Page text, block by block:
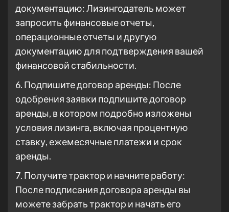
документацию: Лизингодатель может
запросить финансовые отчеты,
операционные отчеты и другую
документацию для подтверждения вашей
финансовой стабильности.
6. Подпишите договор аренды: После
одобрения заявки подпишите договор
аренды, в котором подробно изложены
условия лизинга, включая процентную
ставку, ежемесячные платежи и срок
аренды.
7. Получите трактор и начните работу:
После подписания договора аренды вы
можете забрать трактор и начать его